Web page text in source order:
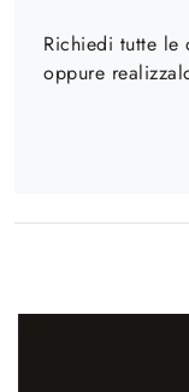
Richiedi tutte le
oppure